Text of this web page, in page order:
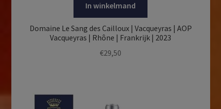
In winkelmand
Domaine Le Sang des Cailloux | Vacqueyras | AOP
Vacqueyras | Rhône | Frankrijk | 2023
€29,50